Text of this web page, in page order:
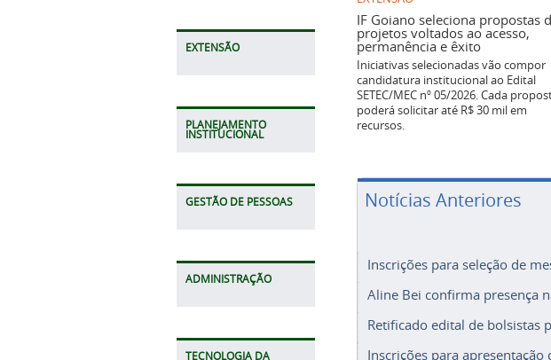
EXTENSÃO
PLANEJAMENTO
INSTITUCIONAL
GESTÃO DE PESSOAS
ADMINISTRAÇÃO
TECNOLOGIA DA
permanência e êxito
Iniciativas selecionadas vão compor
candidatura institucional ao Edital
SETEC/MEC nº 05/2026. Cada proposta
poderá solicitar até R$ 30 mil em
recursos.
Aline Bei confirma presença
Retificado edital de bolsistas
Inscrições para
Fundação recebe propostas